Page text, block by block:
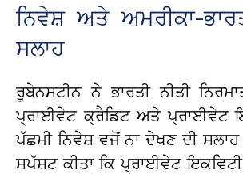
ਨਿਵੇਸ਼ ਅਤੇ ਅਮਰੀਕਾ-
ਸਲਾਹ
ਰੂਬੇਨਸਟੀਨ ਨੇ ਭਾਰਤੀ ਨੀਤੀ
ਪ੍ਰਾਈਵੇਟ ਕ੍ਰੈਡਿਟ ਅਤੇ ਪ੍ਰਾਈਵੇਟ
ਪੱਛਮੀ ਨਿਵੇਸ਼ ਵਜੋਂ ਨਾ ਦੇਖਣ ਦੀ ਸਲਾਹ
ਸਪੱਸ਼ਟ ਕੀਤਾ ਕਿ ਪ੍ਰਾਈਵੇਟ